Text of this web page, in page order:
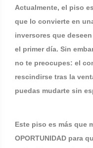
Actualmente, el piso
que lo convierte en
inversores que deseen
el primer día. Sin
no te preocupes: el
rescindirse tras la
puedas mudarte sin
Este piso es más que
OPORTUNIDAD para